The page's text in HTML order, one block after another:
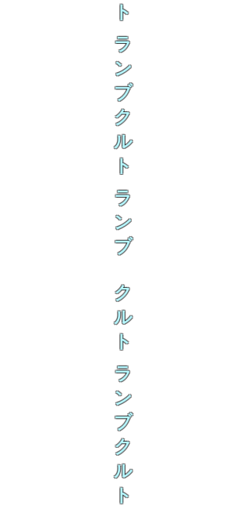
ト
ラ
ン
ブ
ク
ル
ト
ラ
ン
ブ
ク
ル
ト
ラ
ン
ブ
ク
ル
ト